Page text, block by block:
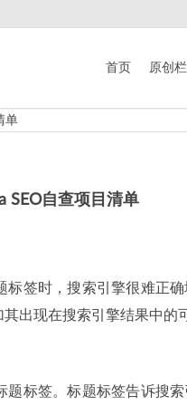
首页 原创栏
单
SEO自查项目清单
签时，搜索引擎很难正确
出现在搜索引擎结果中的
标签。标题标签告诉搜